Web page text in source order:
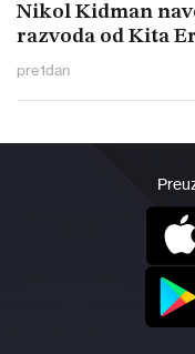
Nikol Kidman
razvoda od Kita
pre1dan